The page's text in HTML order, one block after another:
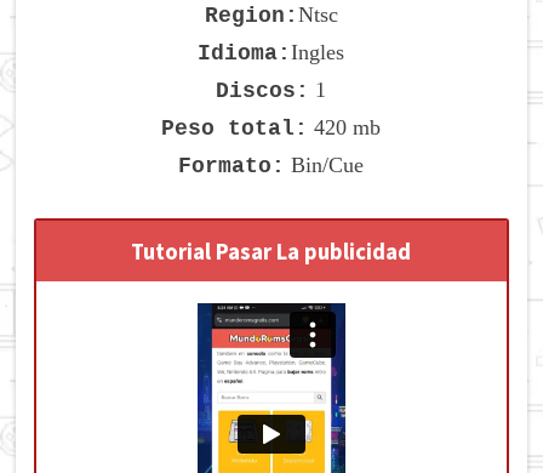
Region: Ntsc
Idioma:Ingles
Discos: 1
Peso total: 420 mb
Formato: Bin/Cue
Tutorial Pasar La publicidad